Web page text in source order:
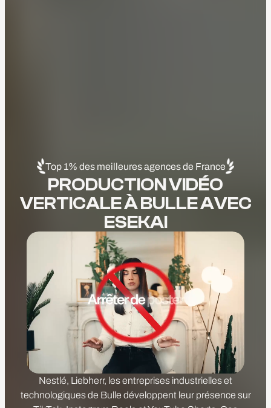
Top 1% des meilleures agences de France
PRODUCTION VIDÉO
VERTICALE À BULLE AVEC
ESEKAI
Nestlé, Liebherr, les entreprises industrielles et
technologiques de Bulle développent leur présence sur